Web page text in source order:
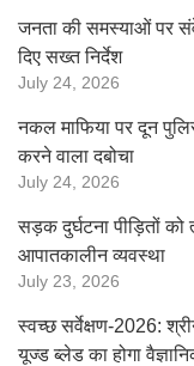
जनता की समस्याओं पर
दिए सख्त निर्देश
July 24, 2026
नकल माफिया पर दून
करने वाला दबोचा
July 24, 2026
सड़क दुर्घटना पीड़ितों को
आपातकालीन व्यवस्था
July 23, 2026
स्वच्छ सर्वेक्षण-2026:
यूज्ड ब्लेड का होगा